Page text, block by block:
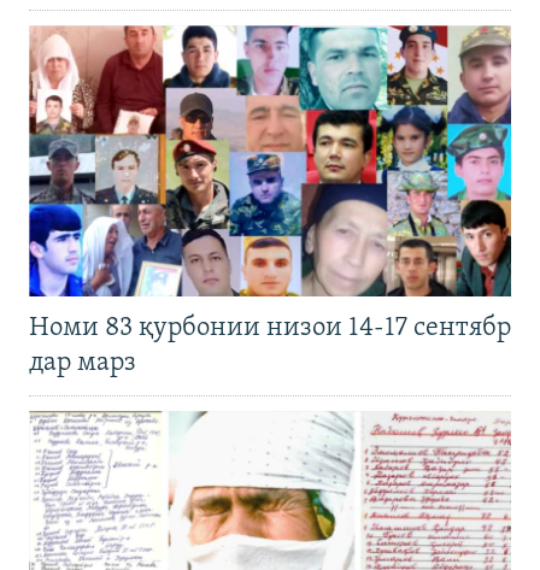
Номи 83 қурбонии низои 14-17 сентябр
дар марз